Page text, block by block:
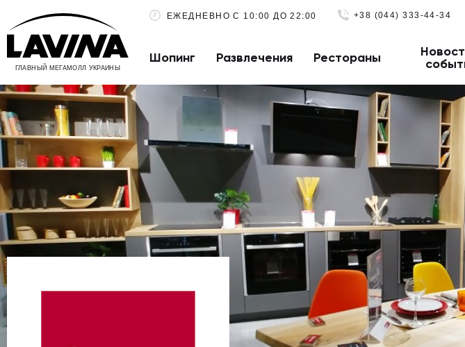
ГЛАВНЫЙ МЕГАМОЛЛ УКРАИНЫ
ЕЖЕДНЕВНО С 10:00 ДО 22:00 +38 (044) 333-44-34
Шопинг Развлечения Рестораны